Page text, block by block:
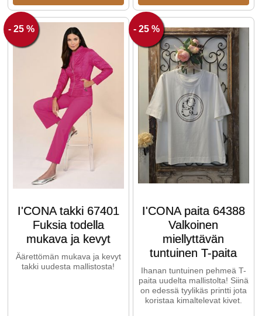
I'CONA takki 67401
Fuksia todella
mukava ja kevyt
Äärettömän mukava ja kevyt
takki uudesta mallistosta!
- 25 %
I'CONA paita 64388
Valkoinen
miellyttävän
tuntuinen T-paita
Ihanan tuntuinen pehmeä T-
paita uudelta mallistolta! Siinä
on edessä tyylikäs printti jota
koristaa kimaltelevat kivet.
- 25 %